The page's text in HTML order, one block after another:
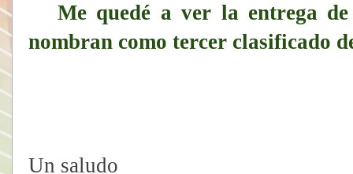
Me quedé a ver la entrega de
nombran como tercer clasificado
Un saludo